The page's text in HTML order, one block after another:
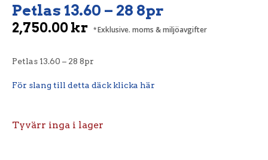
Petlas 13.60 – 28 8pr
2,750.00kr Exklusive. moms & miljöavgifter
Petlas 13.60 – 28 8pr
För slang till detta däck klicka här
Tyvärr inga i lager